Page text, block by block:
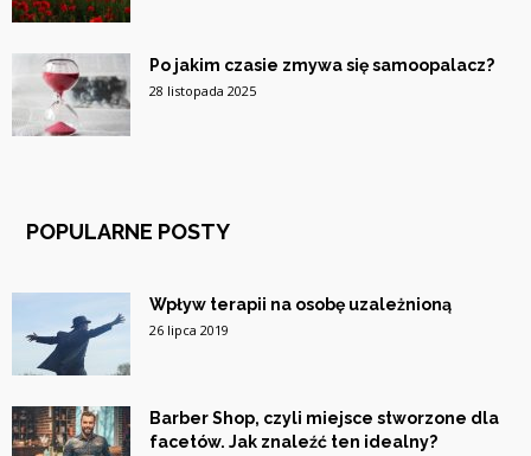
Po jakim czasie zmywa się samoopalacz?
28 listopada 2025
POPULARNE POSTY
Wpływ terapii na osobę uzależnioną
26 lipca 2019
Barber Shop, czyli miejsce stworzone dla
facetów. Jak znaleźć ten idealny?